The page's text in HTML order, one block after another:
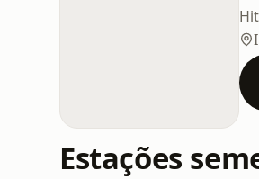
Estações